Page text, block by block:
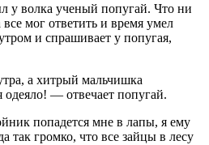
у волка ученый попугай. Что ни
мог ответить и время умел
и спрашивает у попугая,
а хитрый мальчишка
одеяло! — отвечает попугай.
попадется мне в лапы, я ему
так громко, что все зайцы в лесу